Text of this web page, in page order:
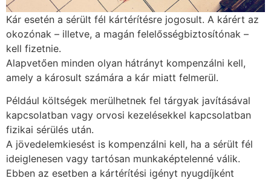
Kár esetén a sérült fél kártérítésre jogosult. A kárért az
okozónak – illetve, a magán felelősségbiztosítónak –
kell fizetnie.
Alapvetően minden olyan hátrányt kompenzálni kell,
amely a károsult számára a kár miatt felmerül.
Például költségek merülhetnek fel tárgyak javításával
kapcsolatban vagy orvosi kezelésekkel kapcsolatban
fizikai sérülés után.
A jövedelemkiesést is kompenzálni kell, ha a sérült fél
ideiglenesen vagy tartósan munkaképtelenné válik.
Ebben az esetben a kártérítési igényt nyugdíjként